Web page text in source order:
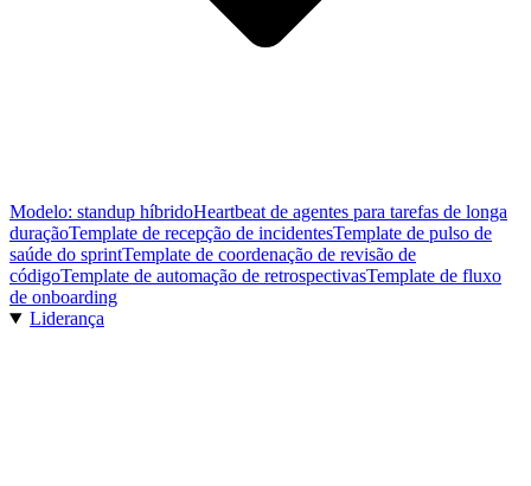
Modelo: standup híbridoHeartbeat de agentes para tarefas de longa
duraçãoTemplate de recepção de incidentesTemplate de pulso de
saúde do sprintTemplate de coordenação de revisão de
códigoTemplate de automação de retrospectivasTemplate de fluxo
de onboarding
Liderança